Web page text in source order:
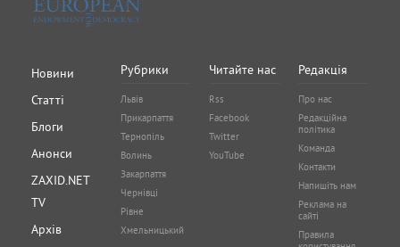
Новини
Статті
Блоги
Анонси
ZAXID.NET
TV
Архів
Рубрики
Львів
Прикарпаття
Тернопіль
Волинь
Закарпаття
Чернівці
Рівне
Хмельницький
Читайте нас
Rss
Facebook
Twitter
YouTube
Редакція
Про нас
Редакційна
політика
Команда
Контакти
Напишіть нам
Реклама на
сайті
Правила